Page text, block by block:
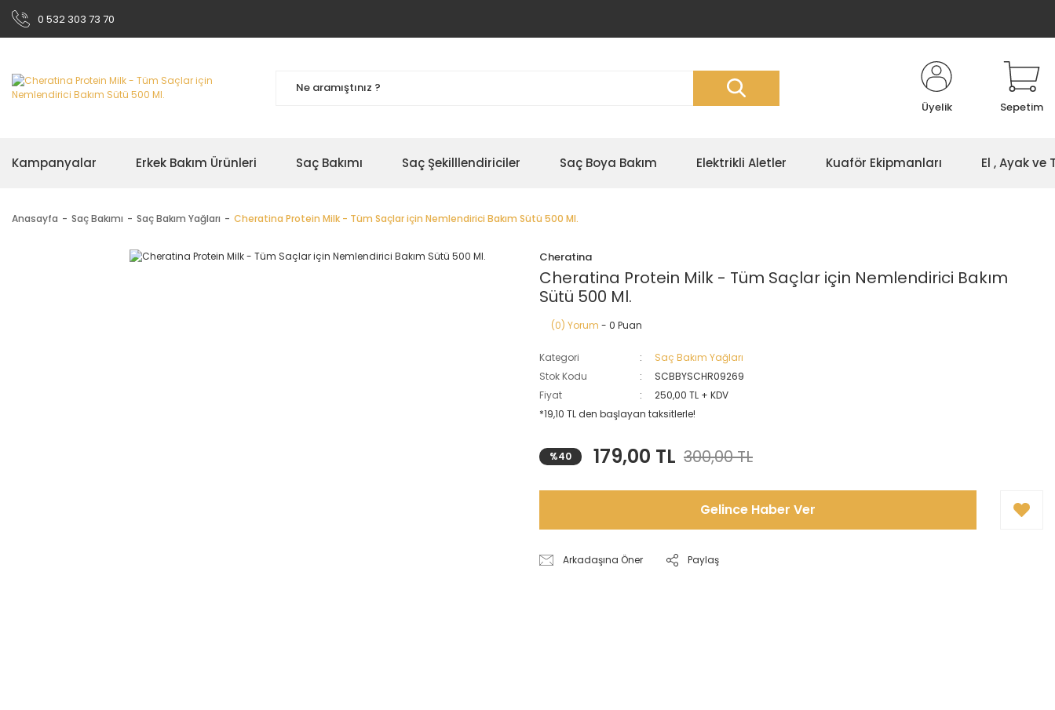
0 532 303 73 70
Üyelik Sepetim
Kampanyalar Erkek Bakım Ürünleri Saç Bakımı Saç Şekilllendiriciler Saç Boya Bakım Elektrikli Aletler Kuaför Ekipmanları El , Ayak ve
Anasayfa Saç Bakımı Saç Bakım Yağları Cheratina Protein Milk - Tüm Saçlar için Nemlendirici Bakım Sütü 500 Ml.
Cheratina
Cheratina Protein Milk - Tüm Saçlar için Nemlendirici Bakım
Sütü 500 Ml.
(0) Yorum - 0 Puan
Kategori
Saç Bakım Yağları
Stok Kodu
SCBBYSCHR09269
Fiyat
250,00 TL + KDV
*19,10 TL den başlayan taksitlerle!
%40 179,00 TL 300,00 TL
Gelince Haber Ver
Arkadaşına Öner Paylaş